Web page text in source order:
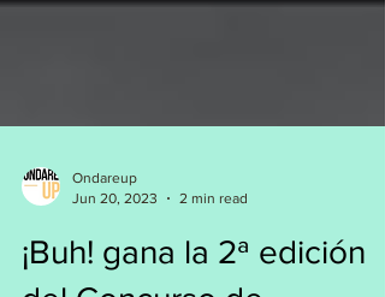
Ondareup
Jun 20, 2023
2 min read